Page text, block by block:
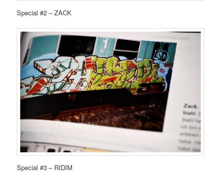
Special #2 – ZACK
Special #3 – RIDIM